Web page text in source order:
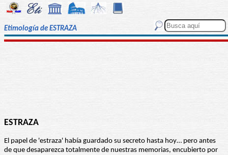
Etimología de ESTRAZA
ESTRAZA
El papel de 'estraza' había guardado su secreto hasta hoy… pero antes
de que desaparezca totalmente de nuestras memorias, encubierto por